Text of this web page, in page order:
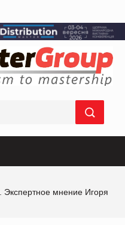
Экспертное мнение Игоря